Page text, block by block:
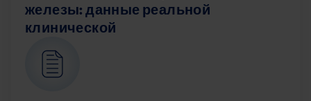
железы: данные реальной
клинической